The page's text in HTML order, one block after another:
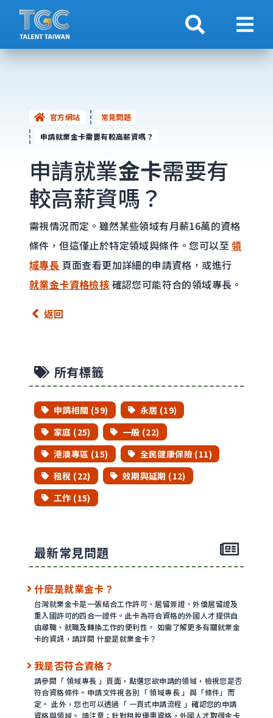
搜索 顯示
官方網站
常見問題
申請就業金卡需要有較高薪資嗎？
申請就業金卡需要有
較高薪資嗎？
需視情況而定。雖然某些領域有月薪16萬的資格
條件，但這僅止於特定領域與條件。您可以至領
域專長 頁面查看更加詳細的申請資格，或進行
就業金卡資格檢核 確認您可能符合的領域專長。
返回
所有標籤
申請相關 (59)
永居 (19)
家庭 (25)
一般 (22)
港澳專區 (15)
全民健康保險 (11)
租稅 (22)
效期與延期 (12)
工作 (15)
最新常見問題
什麼是就業金卡？
台灣就業金卡是一張結合工作許可、居留簽證、外僑居留證及
重入國許可的四合一證件。此卡為符合資格的外國人才提供自
由尋職、就職及轉換工作的便利性。 如需了解更多有關就業金
卡的資訊，請詳閱 什麼是就業金卡？
我是否符合資格？
請參閱「 領域專長 」頁面，點選您欲申請的領域，檢視您是否
符合資格條件。申請文件視各別「 領域專長 」與「條件」而
定。 此外，您也可以透過「 一頁式申請流程 」確認您的申請
資格與領域。 請注意：針對租稅優惠資格，外國人才取得金卡